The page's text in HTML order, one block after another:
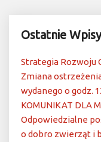
Ostatnie Wpisy
Strategia Rozwoju
Zmiana
wydanego o godz.
KOMUNIKAT DLA
Odpowiedzialne
o dobro zwierząt i